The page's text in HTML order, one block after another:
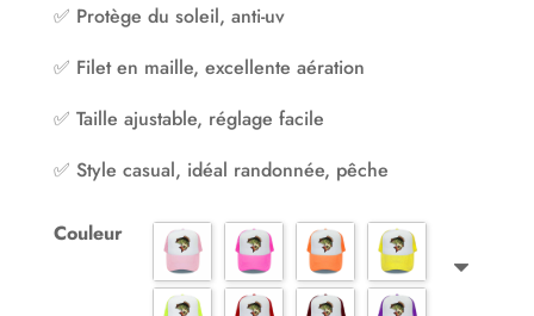
✅ Protège du soleil, anti-uv
✅ Filet en maille, excellente aération
✅ Taille ajustable, réglage facile
✅ Style casual, idéal randonnée, pêche
Couleur